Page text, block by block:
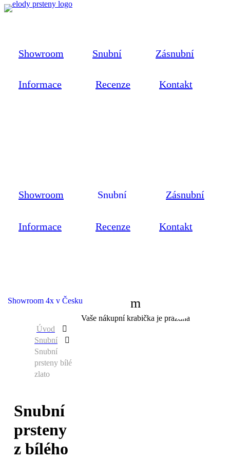
Showroom Snubní Zásnubní
Informace Recenze Kontakt
Showroom Snubní Zásnubní
Informace Recenze Kontakt
Vaše nákupní krabička je prázdná
Showroom 4x v Česku
Úvod
Snubní
Snubní
prsteny bílé
zlato
Snubní
prsteny
z bílého